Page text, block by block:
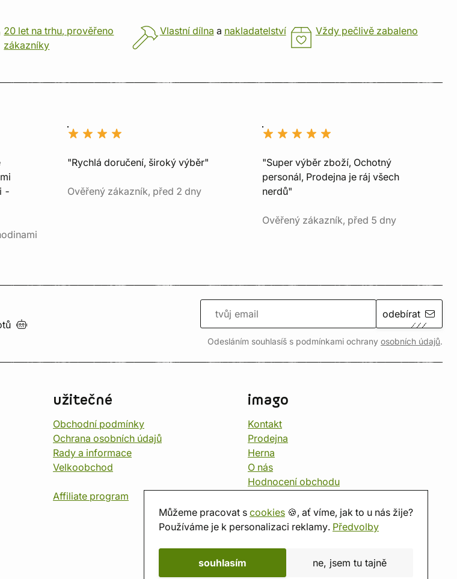
Můžeme pracovat s cookies 🍪, ať víme, jak to u nás žije?
Používáme je k personalizaci reklamy. Předvolby
souhlasím ne, jsem tu tajně
20 let na trhu, prověřeno
zákazníky
Vlastní dílna a nakladatelství Vždy pečlivě zabaleno
-
"Rychlá doručení, široký výběr"
Ověřený zákazník, před 2 dny
"Super výběr zboží, Ochotný
personál, Prodejna je ráj všech
nerdů"
Ověřený zákazník, před 5 dny
odebírat
Odesláním souhlasíš s podmínkami ochrany osobních údajů.
užitečné
Obchodní podmínky
Ochrana osobních údajů
Rady a informace
Velkoobchod
Affiliate program
imago
Kontakt
Prodejna
Herna
O nás
Hodnocení obchodu
Kalendář
imago.blog